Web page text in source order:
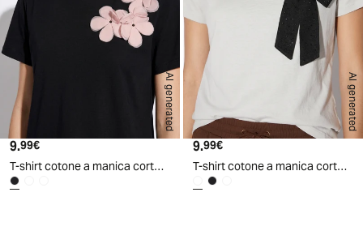
AI generated
Prezzo attuale
9.99€
T-shirt cotone a manica corta con applicazioni
AI generated
Prezzo attuale
9.99€
T-shirt cotone a manica corta con applicazioni